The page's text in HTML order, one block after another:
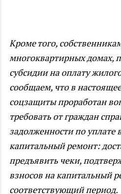
Кроме того,
многоквартирных домах,
субсидии на оплату
сообщаем, что в
соцзащиты проработан
требовать от граждан
задолженности по уплате
капитальный ремонт:
предъявить чеки,
взносов на капитальный
соответствующий период.